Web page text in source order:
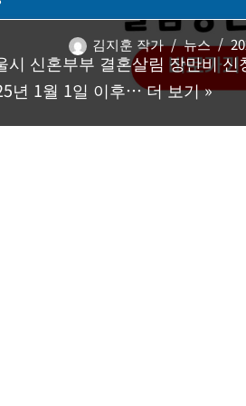
김지훈 작가 뉴스
시 신혼부부 결혼살림 장만비
년 1월 1일 이후…더 보기 »